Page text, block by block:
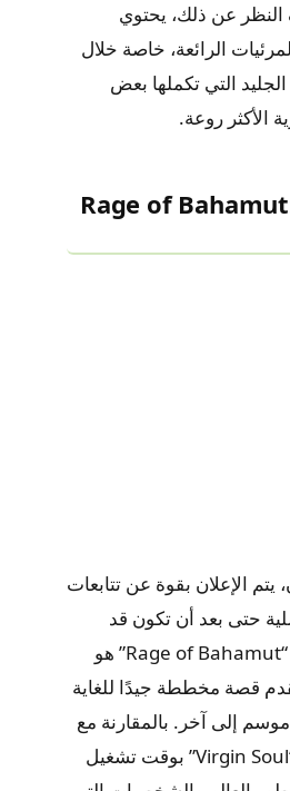
عن ذلك، يحتوي
الرائعة، خاصة خلال
التي تكملها بعض
الأكثر روعة.
Rage of
يتم الإعلان بقوة عن تتابعات
حتى بعد أن تكون قد
انتهت بالفعل. لكن “Rage of Bahamut” هو
قصة مخططة جيدًا للغاية
إلى آخر. بالمقارنة مع
“Genesis”، تتمتع “Virgin Soul” بوقت تشغيل